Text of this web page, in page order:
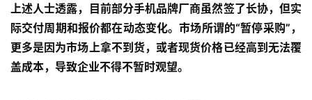
上述人士透露，目前部分手机品牌厂商虽然签了长协，但实
际交付周期和报价都在动态变化。市场所谓的“暂停采购”，
更多是因为市场上拿不到货，或者现货价格已经高到无法覆
盖成本，导致企业不得不暂时观望。